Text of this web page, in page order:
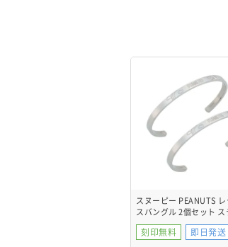
スヌーピー PEANUTS レ
スバングル 2個セット ス
刻印無料 即日発送